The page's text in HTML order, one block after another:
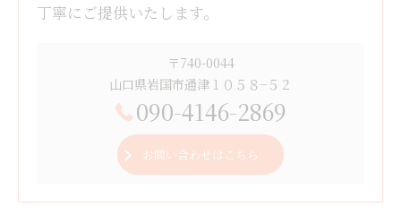
丁寧にご提供いたします。
〒740-0044
山口県岩国市通津１０５８−５２
090-4146-2869
お問い合わせはこちら